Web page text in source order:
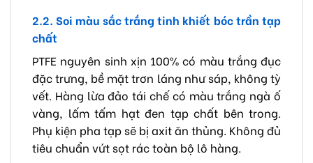
2.2. Soi màu sắc trắng tinh khiết bóc trần tạp
chất
PTFE nguyên sinh xịn 100% có màu trắng đục
đặc trưng, bề mặt trơn láng như sáp, không tỳ
vết. Hàng lừa đảo tái chế có màu trắng ngà ố
vàng, lấm tấm hạt đen tạp chất bên trong.
Phụ kiện pha tạp sẽ bị axit ăn thủng. Không đủ
tiêu chuẩn vứt sọt rác toàn bộ lô hàng.